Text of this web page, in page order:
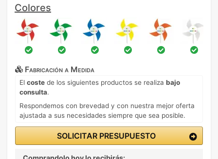
Colores
Fabricación a Medida
El coste de los siguientes productos se realiza bajo
consulta.
Respondemos con brevedad y con nuestra mejor oferta
ajustada a sus necesidades siempre que sea posible.
SOLICITAR PRESUPUESTO